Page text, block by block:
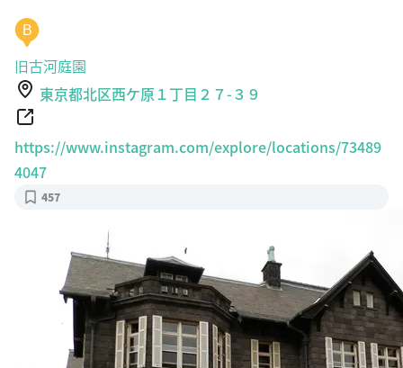
B
旧古河庭園
東京都北区西ケ原１丁目２７-３９
https://www.instagram.com/explore/locations/73489
4047
457